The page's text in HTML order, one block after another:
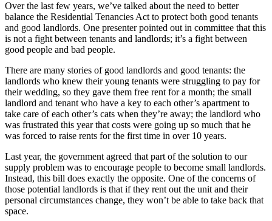
Over the last few years, we’ve talked about the need to better
balance the Residential Tenancies Act to protect both good tenants
and good landlords. One presenter pointed out in committee that this
is not a fight between tenants and landlords; it’s a fight between
good people and bad people.
There are many stories of good landlords and good tenants: the
landlords who knew their young tenants were struggling to pay for
their wedding, so they gave them free rent for a month; the small
landlord and tenant who have a key to each other’s apartment to
take care of each other’s cats when they’re away; the landlord who
was frustrated this year that costs were going up so much that he
was forced to raise rents for the first time in over 10 years.
Last year, the government agreed that part of the solution to our
supply problem was to encourage people to become small landlords.
Instead, this bill does exactly the opposite. One of the concerns of
those potential landlords is that if they rent out the unit and their
personal circumstances change, they won’t be able to take back that
space.